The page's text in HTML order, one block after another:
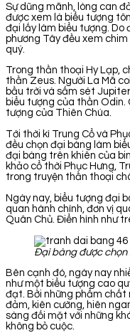
Sự dũng mãnh, lòng can
được xem là biểu tượng
đại lấy làm biểu tượng. Do
phương Tây đều xem
quý.
Trong thần thoại Hy Lạp,
thần Zeus. Người La Mã
bầu trời và sấm sét
biểu tượng của thần Odin.
tượng của Thiên Chúa.
Tới thời kì Trung Cổ và
đều chọn đại bàng làm
đại bàng trên khiên của
khảo cổ thời Phục Hưng,
trong truyện thần thoại
Ngày nay, biểu tượng đại
quan hành chính, đơn vị
Quân Chủ. Điển hình như
Đại bàng được chọn
Bên cạnh đó, ngày nay
như một biểu tượng cao
đạt. Bởi những phẩm chất
đảm, kiên cường, hiên
sàng đối mặt với những
không bỏ cuộc.